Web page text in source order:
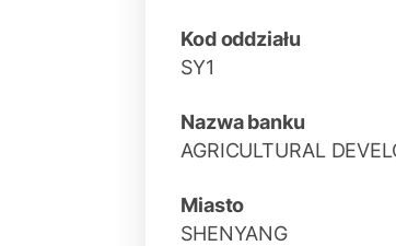
Kod oddziału
SY1
Nazwa banku
AGRICULTURAL
Miasto
SHENYANG